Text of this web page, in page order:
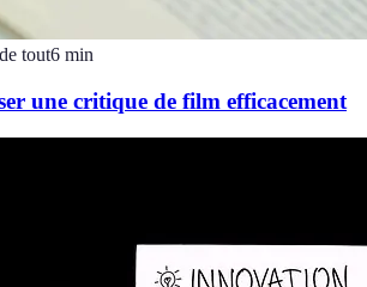
tout6 min
une critique de film efficacement